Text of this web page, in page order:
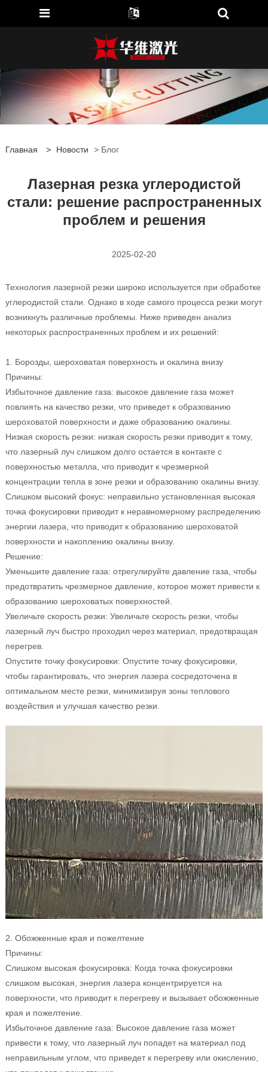
Главная > Новости > Блог
Лазерная резка углеродистой
стали: решение распространенных
проблем и решения
2025-02-20
Технология лазерной резки широко используется при обработке
углеродистой стали. Однако в ходе самого процесса резки могут
возникнуть различные проблемы. Ниже приведен анализ
некоторых распространенных проблем и их решений:
1. Борозды, шероховатая поверхность и окалина внизу
Причины:
Избыточное давление газа: высокое давление газа может
повлиять на качество резки, что приведет к образованию
шероховатой поверхности и даже образованию окалины.
Низкая скорость резки: низкая скорость резки приводит к тому,
что лазерный луч слишком долго остается в контакте с
поверхностью металла, что приводит к чрезмерной
концентрации тепла в зоне резки и образованию окалины внизу.
Слишком высокий фокус: неправильно установленная высокая
точка фокусировки приводит к неравномерному распределению
энергии лазера, что приводит к образованию шероховатой
поверхности и накоплению окалины внизу.
Решение:
Уменьшите давление газа: отрегулируйте давление газа, чтобы
предотвратить чрезмерное давление, которое может привести к
образованию шероховатых поверхностей.
Увеличьте скорость резки: Увеличьте скорость резки, чтобы
лазерный луч быстро проходил через материал, предотвращая
перегрев.
Опустите точку фокусировки: Опустите точку фокусировки,
чтобы гарантировать, что энергия лазера сосредоточена в
оптимальном месте резки, минимизируя зоны теплового
воздействия и улучшая качество резки.
2. Обожженные края и пожелтение
Причины:
Слишком высокая фокусировка: Когда точка фокусировки
слишком высокая, энергия лазера концентрируется на
поверхности, что приводит к перегреву и вызывает обожженные
края и пожелтение.
Избыточное давление газа: Высокое давление газа может
привести к тому, что лазерный луч попадет на материал под
неправильным углом, что приведет к перегреву или окислению,